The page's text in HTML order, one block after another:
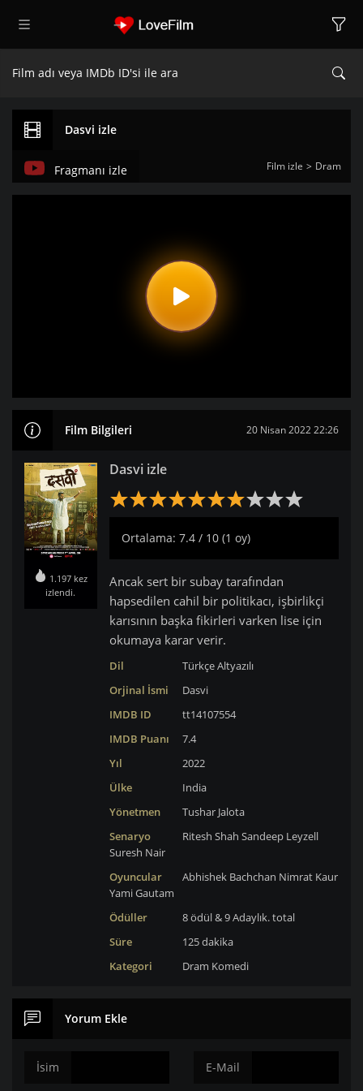
Dasvi izle
Film izle Dram
Fragmanı izle
Film Bilgileri 20 Nisan 2022 22:26
1.197 kez
izlendi.
Dasvi izle
Ortalama: 7.4 / 10 (1 oy)
Ancak sert bir subay tarafından
hapsedilen cahil bir politikacı, işbirlikçi
karısının başka fikirleri varken lise için
okumaya karar verir.
Dil
Türkçe Altyazılı
Orjinal İsmi
Dasvi
IMDB ID
tt14107554
IMDB Puanı
7.4
Yıl
2022
Ülke
India
Yönetmen
Tushar Jalota
Senaryo
Ritesh Shah Sandeep Leyzell
Suresh Nair
Oyuncular
Abhishek Bachchan Nimrat Kaur
Yami Gautam
Ödüller
8 ödül & 9 Adaylık. total
Süre
125 dakika
Kategori
Dram Komedi
Yorum Ekle
İsim E-Mail